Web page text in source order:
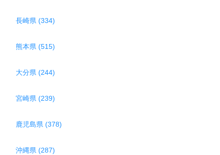
長崎県 (334)
熊本県 (515)
大分県 (244)
宮崎県 (239)
鹿児島県 (378)
沖縄県 (287)